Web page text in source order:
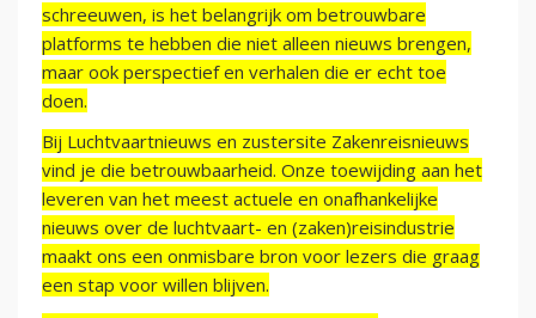
schreeuwen, is het belangrijk om betrouwbare
platforms te hebben die niet alleen nieuws brengen,
maar ook perspectief en verhalen die er echt toe
doen.
Bij Luchtvaartnieuws en zustersite Zakenreisnieuws
vind je die betrouwbaarheid. Onze toewijding aan het
leveren van het meest actuele en onafhankelijke
nieuws over de luchtvaart- en (zaken)reisindustrie
maakt ons een onmisbare bron voor lezers die graag
een stap voor willen blijven.